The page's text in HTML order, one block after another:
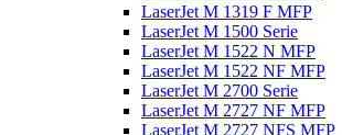
LaserJet M 1319 F MFP
LaserJet M 1500 Serie
LaserJet M 1522 N MFP
LaserJet M 1522 NF MFP
LaserJet M 2700 Serie
LaserJet M 2727 NF MFP
LaserJet M 2727 NFS MFP